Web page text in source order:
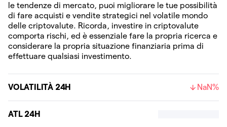
le tendenze di mercato, puoi migliorare le tue possibilità
di fare acquisti e vendite strategici nel volatile mondo
delle criptovalute. Ricorda, investire in criptovalute
comporta rischi, ed è essenziale fare la propria ricerca e
considerare la propria situazione finanziaria prima di
effettuare qualsiasi investimento.
VOLATILITÀ 24H NaN%
ATL 24H